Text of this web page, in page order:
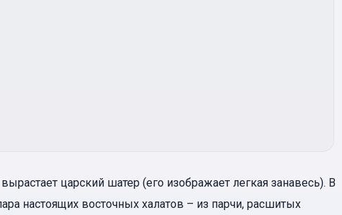
царский шатер (его изображает легкая занавесь). В
настоящих восточных халатов – из парчи, расшитых